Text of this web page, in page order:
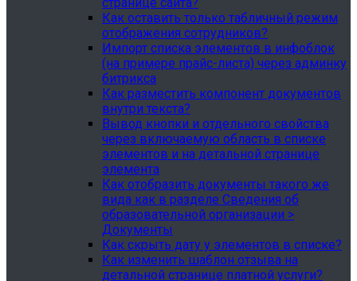
Как оставить только табличный режим
отображения сотрудников?
Импорт списка элементов в инфоблок
(на примере прайс-листа) через админку
битрикса
Как разместить компонент документов
внутри текста?
Вывод кнопки и отдельного свойства
через включаемую область в списке
элементов и на детальной странице
элемента
Как отобразить документы такого же
вида как в разделе Сведения об
образовательной организации >
Документы
Как скрыть дату у элементов в списке?
Как изменить шаблон отзыва на
детальной странице платной услуги?